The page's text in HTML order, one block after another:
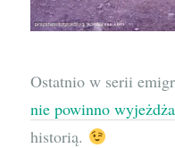
Ostatnio w serii
nie powinno
historią.